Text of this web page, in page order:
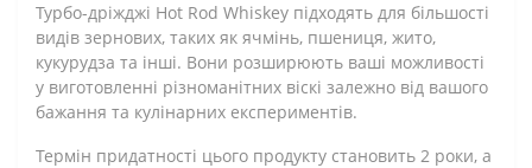
Турбо-дріжджі Hot Rod Whiskey підходять для більшості
видів зернових, таких як ячмінь, пшениця, жито,
кукурудза та інші. Вони розширюють ваші можливості
у виготовленні різноманітних віскі залежно від вашого
бажання та кулінарних експериментів.
Термін придатності цього продукту становить 2 роки, а